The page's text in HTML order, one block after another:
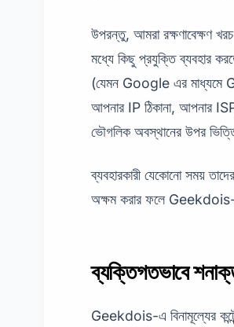
উপরন্তু, আমরা রক্ষণাবেক্ষণ
মধ্যে কিছু প্রযুক্তি ব্যবহার
(যেমন Google এর
আপনার IP ঠিকানা, আপনার
ভৌগলিক অবস্থানের উপর ভিত্তি
ব্যবহারকারী যেকোনো সময়
অক্ষম করার ফলে Geekdois-
ব্যক্তিগতভাবে
Geekdois-এ বিনামূল্যের